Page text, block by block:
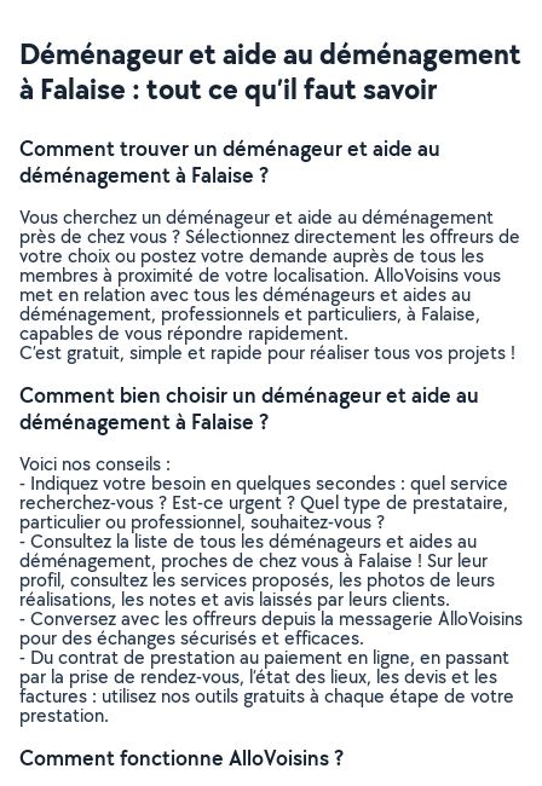
Déménageur et aide au déménagement
à Falaise : tout ce qu’il faut savoir
Comment trouver un déménageur et aide au
déménagement à Falaise ?
Vous cherchez un déménageur et aide au déménagement
près de chez vous ? Sélectionnez directement les offreurs de
votre choix ou postez votre demande auprès de tous les
membres à proximité de votre localisation. AlloVoisins vous
met en relation avec tous les déménageurs et aides au
déménagement, professionnels et particuliers, à Falaise,
capables de vous répondre rapidement.
C’est gratuit, simple et rapide pour réaliser tous vos projets !
Comment bien choisir un déménageur et aide au
déménagement à Falaise ?
Voici nos conseils :
- Indiquez votre besoin en quelques secondes : quel service
recherchez-vous ? Est-ce urgent ? Quel type de prestataire,
particulier ou professionnel, souhaitez-vous ?
- Consultez la liste de tous les déménageurs et aides au
déménagement, proches de chez vous à Falaise ! Sur leur
profil, consultez les services proposés, les photos de leurs
réalisations, les notes et avis laissés par leurs clients.
- Conversez avec les offreurs depuis la messagerie AlloVoisins
pour des échanges sécurisés et efficaces.
- Du contrat de prestation au paiement en ligne, en passant
par la prise de rendez-vous, l’état des lieux, les devis et les
factures : utilisez nos outils gratuits à chaque étape de votre
prestation.
Comment fonctionne AlloVoisins ?